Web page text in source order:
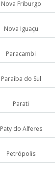
Nova Friburgo
Nova Iguaçu
Paracambi
Paraíba do Sul
Parati
Paty do Alferes
Petrópolis